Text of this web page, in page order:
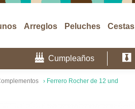
Arreglos Peluches Cestas
Cumpleaños
› Ferrero Rocher de 12 und